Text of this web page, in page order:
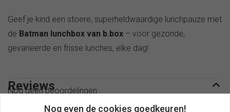
Geef je kind een stoere, superheldwaardige lunchpauze met
de Batman lunchbox van b.box – voor gezonde,
gevarieerde en frisse lunches, elke dag!
Reviews
Nog geen beoordelingen
Nog even de cookies goedkeuren!